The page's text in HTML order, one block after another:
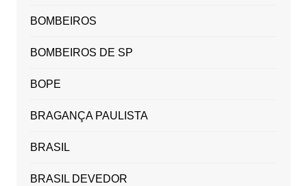
BOMBEIROS
BOMBEIROS DE SP
BOPE
BRAGANÇA PAULISTA
BRASIL
BRASIL DEVEDOR